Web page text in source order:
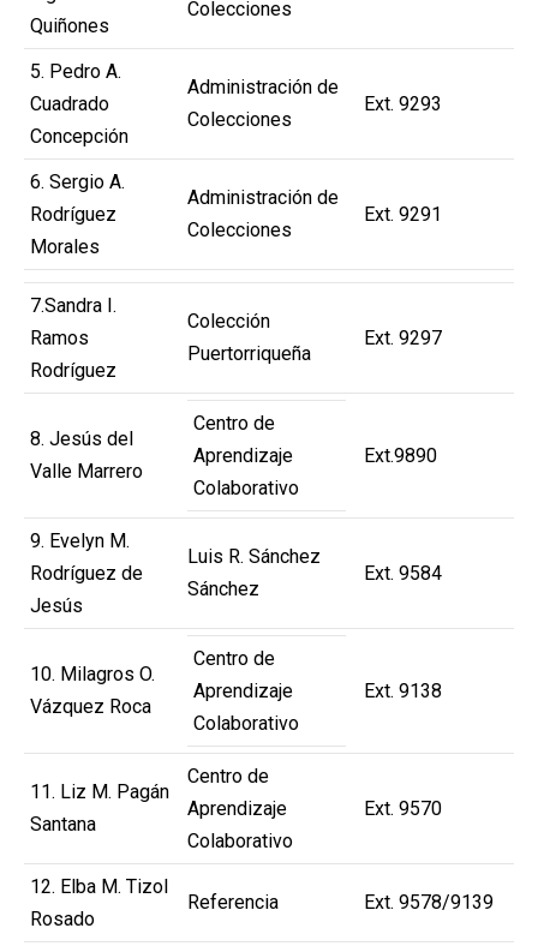
Quiñones
Colecciones
5. Pedro A.
Cuadrado
Concepción
Administración de
Colecciones
Ext. 9293
6. Sergio A.
Rodríguez
Morales
Administración de
Colecciones
Ext. 9291
7.Sandra I.
Ramos
Rodríguez
Colección
Puertorriqueña
Ext. 9297
8. Jesús del
Valle Marrero
Centro de
Aprendizaje
Colaborativo
Ext.9890
9. Evelyn M.
Rodríguez de
Jesús
Luis R. Sánchez
Sánchez
Ext. 9584
10. Milagros O.
Vázquez Roca
Centro de
Aprendizaje
Colaborativo
Ext. 9138
11. Liz M. Pagán
Santana
Centro de
Aprendizaje
Colaborativo
Ext. 9570
12. Elba M. Tizol
Rosado
Referencia Ext. 9578/9139